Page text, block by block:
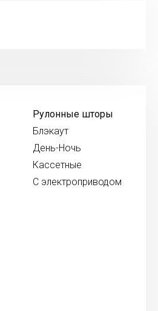
Рулонные шторы
Блэкаут
День-Ночь
Кассетные
С электроприводом